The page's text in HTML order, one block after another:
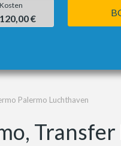
Kosten
120,00 €
Palermo Luchthaven
Transfer